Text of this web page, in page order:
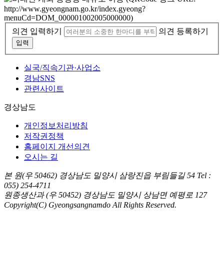
의견 입력하기 의견 등록하기
실국/직속기관·사업소
경남SNS
관련사이트
경상남도
개인정보처리방침
저작권정책
홈페이지 개선의견
오시는 길
본 원(우 50462) 경상남도 밀양시 삼랑진읍 부림들길 54 Tel :
055) 254-4711
원종생산과 (우 50452) 경상남도 밀양시 상남면 예평로 127
Copyright(C) Gyeongsangnamdo All Rights Reserved.